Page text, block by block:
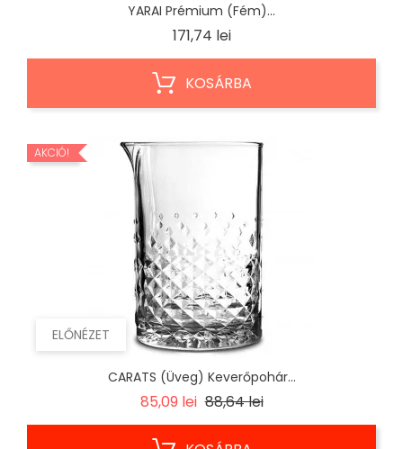
YARAI Prémium (Fém)...
171,74 leiÁr
KOSÁRBA
ELŐNÉZET
AKCIÓ!
CARATS (Üveg) Keverőpohár...
85,09 lei Regular
88,64 leiÁr